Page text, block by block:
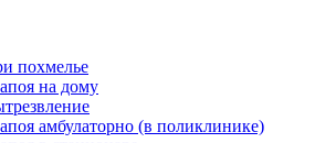
похмелье
на дому
амбулаторно (в поликлинике)